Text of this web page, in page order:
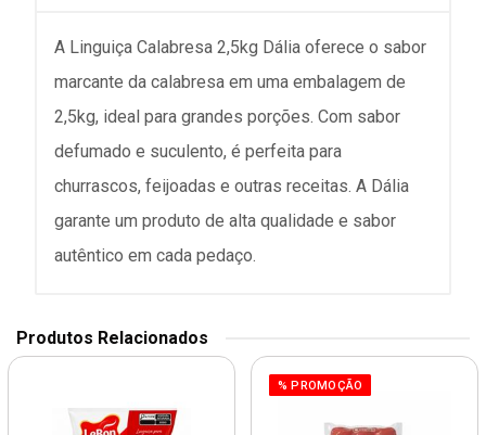
A Linguiça Calabresa 2,5kg Dália oferece o sabor
marcante da calabresa em uma embalagem de
2,5kg, ideal para grandes porções. Com sabor
defumado e suculento, é perfeita para
churrascos, feijoadas e outras receitas. A Dália
garante um produto de alta qualidade e sabor
autêntico em cada pedaço.
Produtos Relacionados
% PROMOÇÃO